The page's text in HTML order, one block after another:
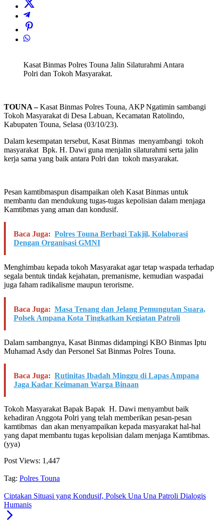
Kasat Binmas Polres Touna Jalin Silaturahmi Antara
Polri dan Tokoh Masyarakat.
TOUNA –Kasat Binmas Polres Touna, AKP Ngatimin sambangi
Tokoh Masyarakat di Desa Labuan, Kecamatan Ratolindo,
Kabupaten Touna, Selasa (03/10/23).
Dalam kesempatan tersebut, Kasat Binmas menyambangi tokoh
masyarakat Bpk. H. Dawi guna menjalin silaturahmi serta jalin
kerja sama yang baik antara Polri dan tokoh masyarakat.
Pesan kamtibmaspun disampaikan oleh Kasat Binmas untuk
membantu dan mendukung tugas-tugas kepolisian dalam menjaga
Kamtibmas yang aman dan kondusif.
Baca Juga: Polres Touna Berbagi Takjil, Kolaborasi
Dengan Organisasi GMNI
Menghimbau kepada tokoh Masyarakat agar tetap waspada terhadap
segala bentuk tindak kejahatan, premanisme, kemudian waspadai
juga faham radikalisme maupun terorisme.
Baca Juga: Masa Tenang dan Jelang Pemungutan Suara,
Polsek Ampana Kota Tingkatkan Kegiatan Patroli
Dalam sambangnya, Kasat Binmas didampingi KBO Binmas Iptu
Muhamad Asdy dan Personel Sat Binmas Polres Touna.
Baca Juga: Rutinitas Ibadah Minggu di Lapas Ampana
Jaga Kadar Keimanan Warga Binaan
Tokoh Masyarakat Bapak Bapak H. Dawi menyambut baik
kehadiran Anggota Polri yang telah memberikan pesan-pesan
kamtibmas dan akan menyampaikan kepada masyarakat hal-hal
yang dapat membantu tugas kepolisian dalam menjaga Kamtibmas.
(yya)
Post Views: 1,447
Tag: Polres Touna
Ciptakan Situasi yang Kondusif, Polsek Una Una Patroli Dialogis
Humanis